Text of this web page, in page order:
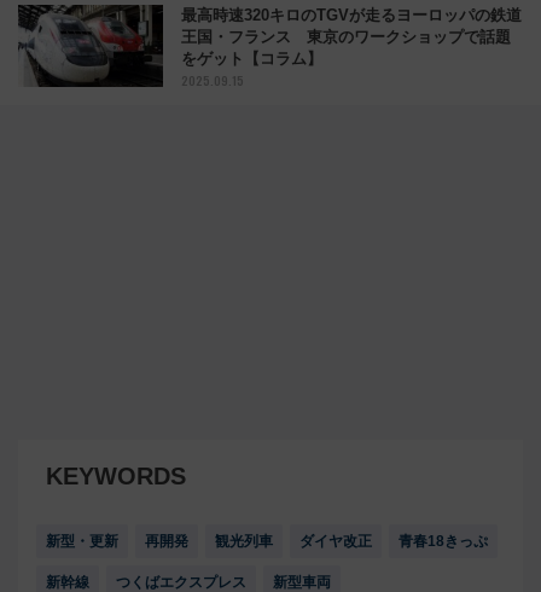
最高時速320キロのTGVが走るヨーロッパの鉄道
王国・フランス 東京のワークショップで話題
をゲット【コラム】
2025.09.15
KEYWORDS
新型・更新 再開発 観光列車 ダイヤ改正 青春18きっぷ
新幹線 つくばエクスプレス 新型車両